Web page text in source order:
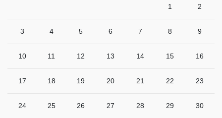
1 2
3 4 5 6 7 8 9
10 11 12 13 14 15 16
17 18 19 20 21 22 23
24 25 26 27 28 29 30